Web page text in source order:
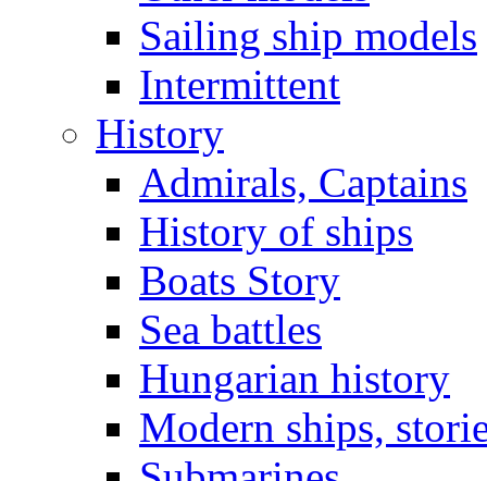
Sailing ship models
Intermittent
History
Admirals, Captains
History of ships
Boats Story
Sea battles
Hungarian history
Modern ships,